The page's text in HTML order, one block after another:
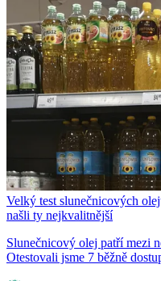
Velký test slunečnicových
našli ty nejkvalitnější
Slunečnicový olej patří mezi
Otestovali jsme 7 běžně